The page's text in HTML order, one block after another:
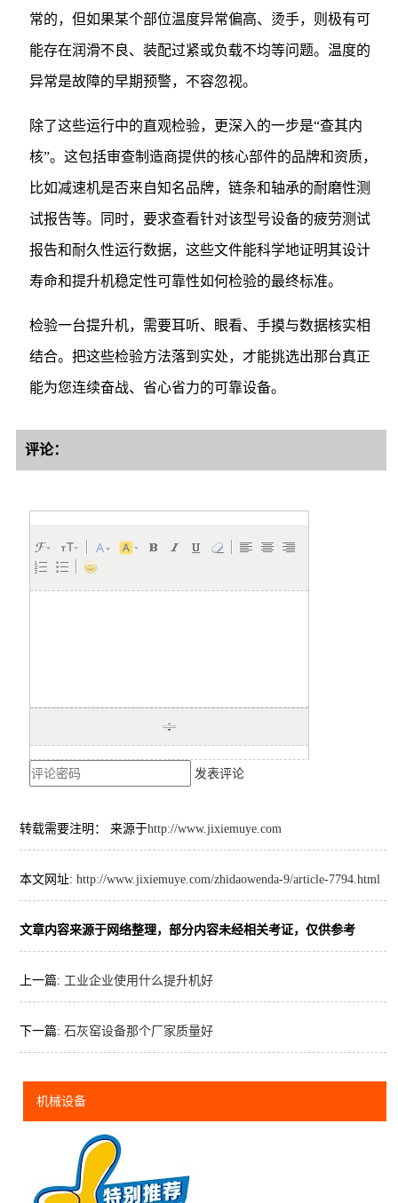
常的，但如果某个部位温度异常偏高、烫手，则极有可
能存在润滑不良、装配过紧或负载不均等问题。温度的
异常是故障的早期预警，不容忽视。
除了这些运行中的直观检验，更深入的一步是“查其内
核”。这包括审查制造商提供的核心部件的品牌和资质，
比如减速机是否来自知名品牌，链条和轴承的耐磨性测
试报告等。同时，要求查看针对该型号设备的疲劳测试
报告和耐久性运行数据，这些文件能科学地证明其设计
寿命和提升机稳定性可靠性如何检验的最终标准。
检验一台提升机，需要耳听、眼看、手摸与数据核实相
结合。把这些检验方法落到实处，才能挑选出那台真正
能为您连续奋战、省心省力的可靠设备。
评论：
发表评论
转载需要注明： 来源于http://www.jixiemuye.com
本文网址: http://www.jixiemuye.com/zhidaowenda-9/article-7794.html
文章内容来源于网络整理，部分内容未经相关考证，仅供参考
上一篇: 工业企业使用什么提升机好
下一篇: 石灰窑设备那个厂家质量好
机械设备